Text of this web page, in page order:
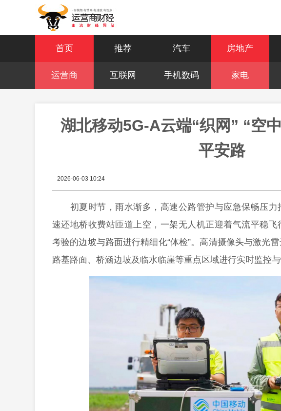
首页 推荐 汽车 房地产
运营商 互联网 手机数码 家电
湖北移动5G-A云端“织网” “空
平安路
2026-06-03 10:24
初夏时节，雨水渐多，高速公路管护与应急保畅压
速还地桥收费站匝道上空，一架无人机正迎着气流平稳飞
考验的边坡与路面进行精细化“体检”。高清摄像头与激光
路基路面、桥涵边坡及临水临崖等重点区域进行实时监控与